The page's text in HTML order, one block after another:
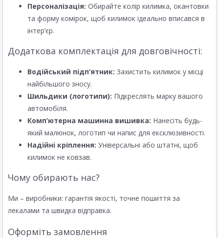
Персоналізація: Обирайте колір килимка, окантовки
та форму комірок, щоб килимок ідеально вписався в
інтер’єр.
Додаткова комплектація для довговічності:
Водійський підп’ятник: Захистить килимок у місці
найбільшого зносу.
Шильдики (логотипи): Підкреслять марку вашого
автомобіля.
Комп’ютерна машинна вишивка: Нанесіть будь-
який малюнок, логотип чи напис для ексклюзивності.
Надійні кріплення: Універсальні або штатні, щоб
килимок не ковзав.
Чому обирають нас?
Ми – виробники: гарантія якості, точне пошиття за
лекалами та швидка відправка.
Оформіть замовлення